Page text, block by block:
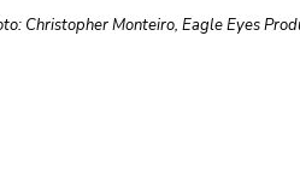
Christopher Monteiro, Eagle Eyes